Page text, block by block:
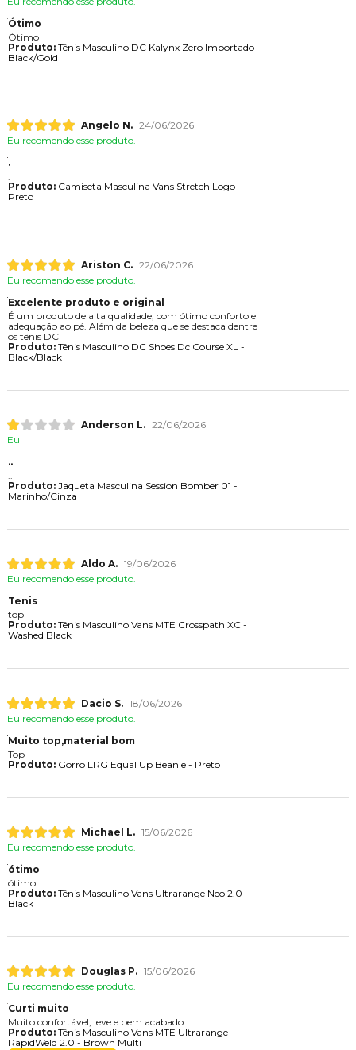
Ótimo
Ótimo
Produto:Tênis Masculino DC Kalynx Zero Importado -
Black/Gold
Angelo N. 24/06/2026
Eu recomendo esse produto.
.
.
Produto:Camiseta Masculina Vans Stretch Logo -
Preto
Ariston C. 22/06/2026
Eu recomendo esse produto.
Excelente produto e original
É um produto de alta qualidade, com ótimo conforto e
adequação ao pé. Além da beleza que se destaca dentre
os tênis DC
Produto:Tênis Masculino DC Shoes Dc Course XL -
Black/Black
Anderson L. 22/06/2026
Eu
..
Produto:Jaqueta Masculina Session Bomber 01 -
Marinho/Cinza
Aldo A. 19/06/2026
Eu recomendo esse produto.
Tenis
top
Produto:Tênis Masculino Vans MTE Crosspath XC -
Washed Black
Dacio S. 18/06/2026
Eu recomendo esse produto.
Muito top,material bom
Top
Produto:Gorro LRG Equal Up Beanie - Preto
Michael L. 15/06/2026
Eu recomendo esse produto.
ótimo
ótimo
Produto:Tênis Masculino Vans Ultrarange Neo 2.0 -
Black
Douglas P. 15/06/2026
Eu recomendo esse produto.
Curti muito
Muito confortável, leve e bem acabado.
Produto:Tênis Masculino Vans MTE Ultrarange
RapidWeld 2.0 - Brown Multi